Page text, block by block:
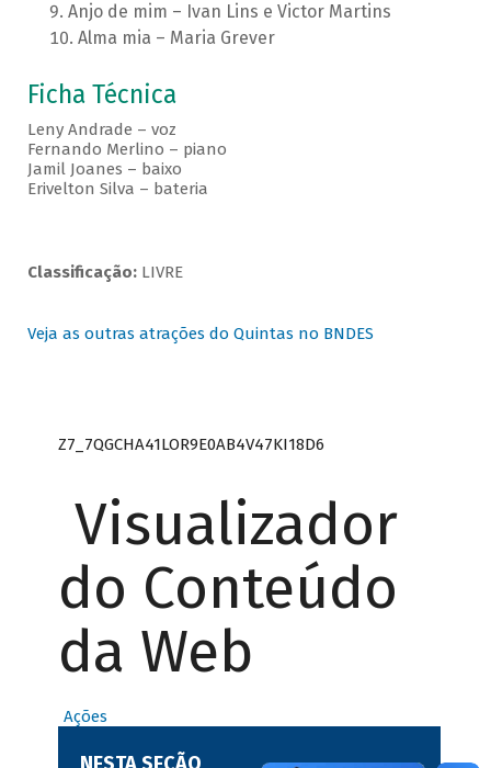
Anjo de mim – Ivan Lins e Victor Martins
Alma mia – Maria Grever
Ficha Técnica
Leny Andrade – voz
Fernando Merlino – piano
Jamil Joanes – baixo
Erivelton Silva – bateria
Classificação: LIVRE
Veja as outras atrações do Quintas no BNDES
Z7_7QGCHA41LOR9E0AB4V47KI18D6
Visualizador
do Conteúdo
da Web
Ações